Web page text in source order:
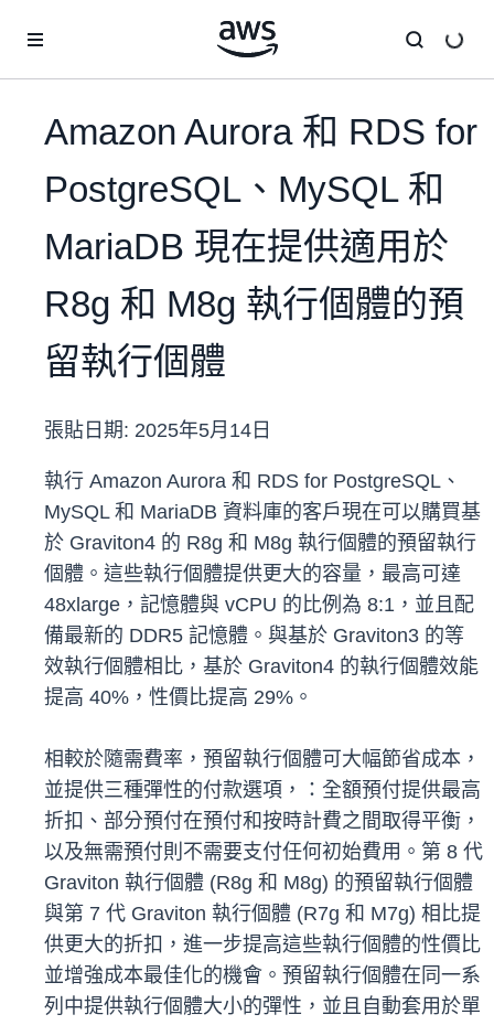
Amazon Aurora 和 RDS for
PostgreSQL、MySQL 和
MariaDB 現在提供適用於
R8g 和 M8g 執行個體的預
留執行個體
張貼日期: 2025年5月14日
執行 Amazon Aurora 和 RDS for PostgreSQL、
MySQL 和 MariaDB 資料庫的客戶現在可以購買基
於 Graviton4 的 R8g 和 M8g 執行個體的預留執行
個體。這些執行個體提供更大的容量，最高可達
48xlarge，記憶體與 vCPU 的比例為 8:1，並且配
備最新的 DDR5 記憶體。與基於 Graviton3 的等
效執行個體相比，基於 Graviton4 的執行個體效能
提高 40%，性價比提高 29%。
相較於隨需費率，預留執行個體可大幅節省成本，
並提供三種彈性的付款選項，：全額預付提供最高
折扣、部分預付在預付和按時計費之間取得平衡，
以及無需預付則不需要支付任何初始費用。第 8 代
Graviton 執行個體 (R8g 和 M8g) 的預留執行個體
與第 7 代 Graviton 執行個體 (R7g 和 M7g) 相比提
供更大的折扣，進一步提高這些執行個體的性價比
並增強成本最佳化的機會。預留執行個體在同一系
列中提供執行個體大小的彈性，並且自動套用於單